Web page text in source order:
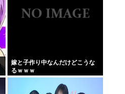
嫁と子作り中なんだけどこうな
るｗｗｗ